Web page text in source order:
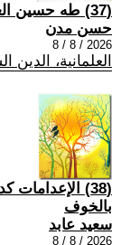
(37) طه حسين العربي
حسن مدن
2026 / 8 / 8
العلمانية،
(38)
بالخوف
سعيد عابد
2026 / 8 / 8